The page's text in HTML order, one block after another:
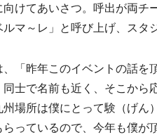
向けてあいさつ。呼出が両
マ～レ」と呼び上げ、スタ
「昨年このイベントの話を
士で名前も近く、そこから
場所は僕にとって験（げん
っているので、今年も僕が